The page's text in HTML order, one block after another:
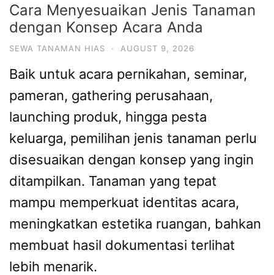
Cara Menyesuaikan Jenis Tanaman
dengan Konsep Acara Anda
SEWA TANAMAN HIAS · AUGUST 9, 2026
Baik untuk acara pernikahan, seminar,
pameran, gathering perusahaan,
launching produk, hingga pesta
keluarga, pemilihan jenis tanaman perlu
disesuaikan dengan konsep yang ingin
ditampilkan. Tanaman yang tepat
mampu memperkuat identitas acara,
meningkatkan estetika ruangan, bahkan
membuat hasil dokumentasi terlihat
lebih menarik.